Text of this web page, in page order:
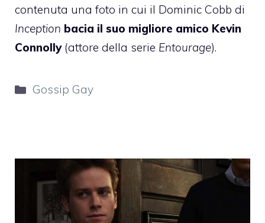
contenuta una foto in cui il Dominic Cobb di
Inception bacia il suo migliore amico Kevin
Connolly(attore della serie Entourage).
Categorie
Gossip Gay